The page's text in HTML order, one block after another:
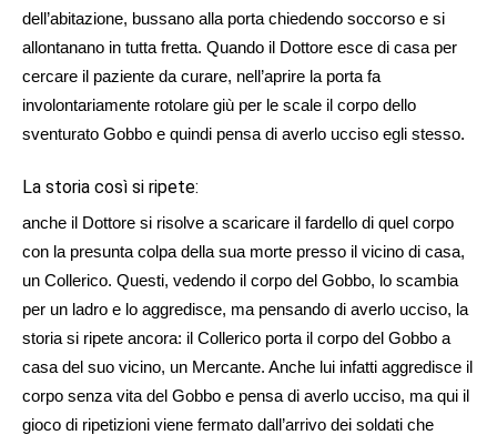
dell’abitazione, bussano alla porta chiedendo soccorso e si
allontanano in tutta fretta. Quando il Dottore esce di casa per
cercare il paziente da curare, nell’aprire la porta fa
involontariamente rotolare giù per le scale il corpo dello
sventurato Gobbo e quindi pensa di averlo ucciso egli stesso.
La storia così si ripete:
anche il Dottore si risolve a scaricare il fardello di quel corpo
con la presunta colpa della sua morte presso il vicino di casa,
un Collerico. Questi, vedendo il corpo del Gobbo, lo scambia
per un ladro e lo aggredisce, ma pensando di averlo ucciso, la
storia si ripete ancora: il Collerico porta il corpo del Gobbo a
casa del suo vicino, un Mercante. Anche lui infatti aggredisce il
corpo senza vita del Gobbo e pensa di averlo ucciso, ma qui il
gioco di ripetizioni viene fermato dall’arrivo dei soldati che